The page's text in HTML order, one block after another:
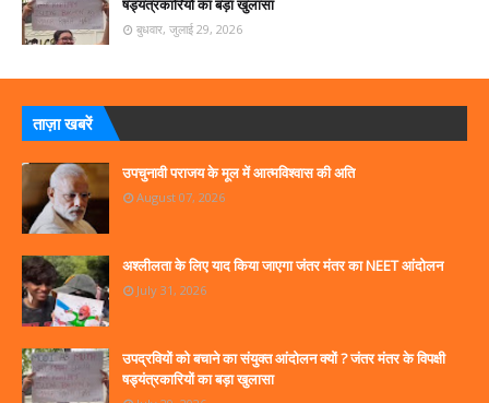
षड्यंत्रकारियों का बड़ा खुलासा
बुधवार, जुलाई 29, 2026
ताज़ा खबरें
उपचुनावी पराजय के मूल में आत्मविश्वास की अति
August 07, 2026
अश्लीलता के लिए याद किया जाएगा जंतर मंतर का NEET आंदोलन
July 31, 2026
उपद्रवियों को बचाने का संयुक्त आंदोलन क्यों ? जंतर मंतर के विपक्षी
षड्यंत्रकारियों का बड़ा खुलासा